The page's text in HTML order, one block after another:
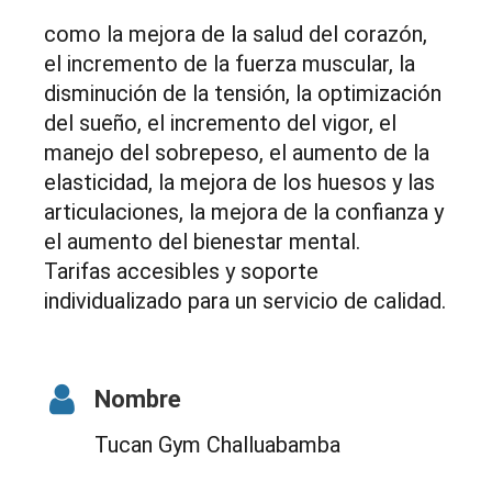
como la mejora de la salud del corazón,
el incremento de la fuerza muscular, la
disminución de la tensión, la optimización
del sueño, el incremento del vigor, el
manejo del sobrepeso, el aumento de la
elasticidad, la mejora de los huesos y las
articulaciones, la mejora de la confianza y
el aumento del bienestar mental.
Tarifas accesibles y soporte
individualizado para un servicio de calidad.
Nombre
Tucan Gym Challuabamba